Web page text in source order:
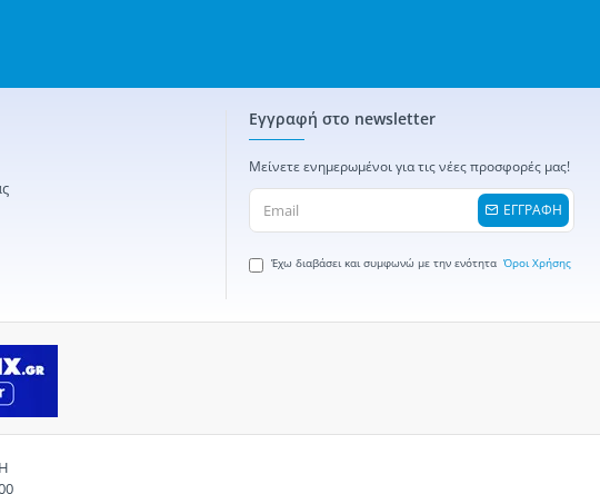
Εγγραφή στο newsletter
Μείνετε ενημερωμένοι για τις νέες προσφορές μας!
ΕΓΓΡΑΦΗ
Έχω διαβάσει και συμφωνώ με την ενότητα Όροι Χρήσης